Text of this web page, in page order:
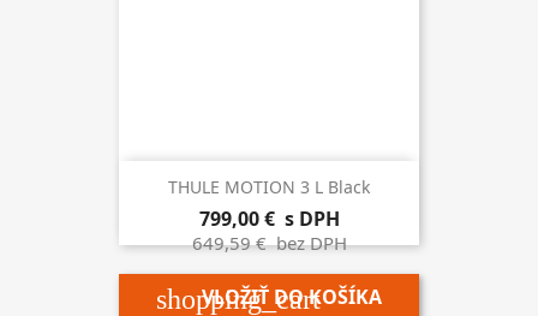
THULE MOTION 3 L Black
799,00 € s DPH
649,59 €bez DPH
shopping_cart
VLOŽIŤ DO KOŠÍKA